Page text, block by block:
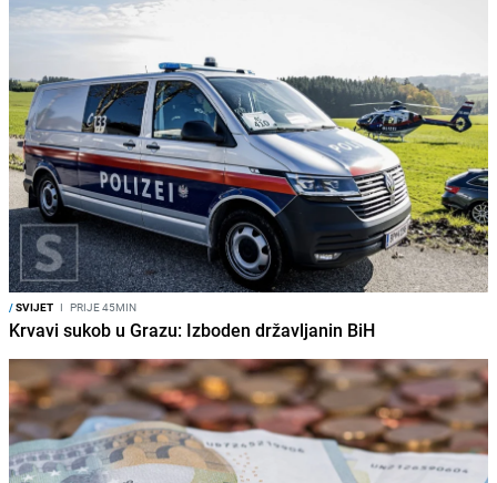
/SVIJET I PRIJE 45MIN
Krvavi sukob u Grazu: Izboden državljanin BiH